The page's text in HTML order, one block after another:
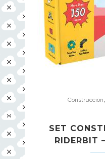
Construcción
SET
RIDERBIT